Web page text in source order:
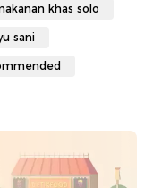
khas solo
sani